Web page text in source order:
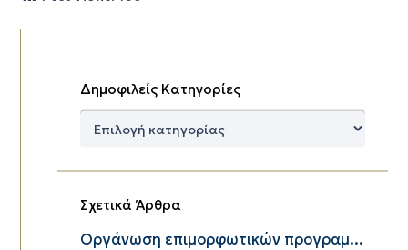
Δημοφιλείς Κατηγορίες
Δημοφιλείς
Σχετικά Άρθρα
Οργάνωση επιμορφωτικών προγραμ...